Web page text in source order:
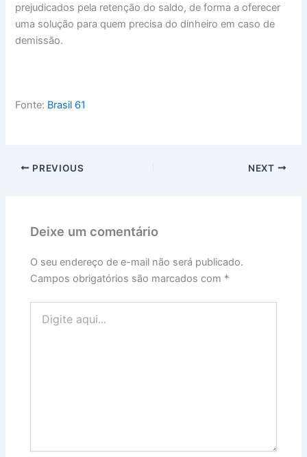
prejudicados pela retenção do saldo, de forma a oferecer
uma solução para quem precisa do dinheiro em caso de
demissão.
Fonte: Brasil 61
PREVIOUS NEXT
Deixe um comentário
O seu endereço de e-mail não será publicado.
Campos obrigatórios são marcados com *
aqui...